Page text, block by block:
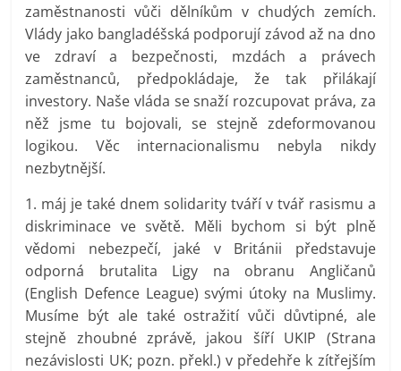
zaměstnanosti vůči dělníkům v chudých zemích.
Vlády jako bangladéšská podporují závod až na dno
ve zdraví a bezpečnosti, mzdách a právech
zaměstnanců, předpokládaje, že tak přilákají
investory. Naše vláda se snaží rozcupovat práva, za
něž jsme tu bojovali, se stejně zdeformovanou
logikou. Věc internacionalismu nebyla nikdy
nezbytnější.
1. máj je také dnem solidarity tváří v tvář rasismu a
diskriminace ve světě. Měli bychom si být plně
vědomi nebezpečí, jaké v Británii představuje
odporná brutalita Ligy na obranu Angličanů
(English Defence League) svými útoky na Muslimy.
Musíme být ale také ostražití vůči důvtipné, ale
stejně zhoubné zprávě, jakou šíří UKIP (Strana
nezávislosti UK; pozn. překl.) v předehře k zítřejším